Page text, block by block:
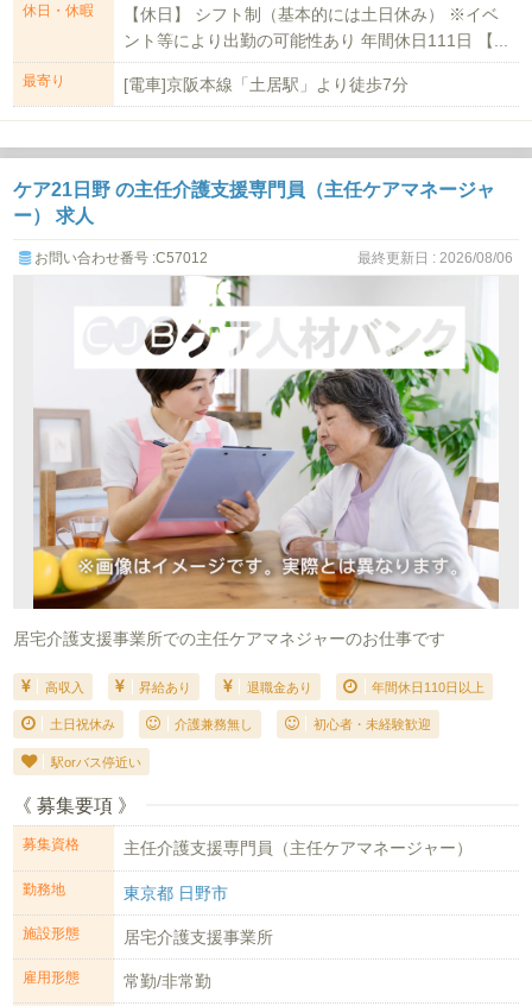
休日・休暇
【休日】 シフト制（基本的には土日休み） ※イベ
ント等により出勤の可能性あり 年間休日111日 【...
最寄り [電車]京阪本線「土居駅」より徒歩7分
ケア21日野 の主任介護支援専門員（主任ケアマネージャ
ー） 求人
お問い合わせ番号 :C57012 最終更新日 : 2026/08/06
居宅介護支援事業所での主任ケアマネジャーのお仕事です
高収入 昇給あり 退職金あり 年間休日110日以上
土日祝休み 介護兼務無し 初心者・未経験歓迎
駅orバス停近い
《 募集要項 》
募集資格 主任介護支援専門員（主任ケアマネージャー）
勤務地 東京都 日野市
施設形態 居宅介護支援事業所
雇用形態 常勤/非常勤